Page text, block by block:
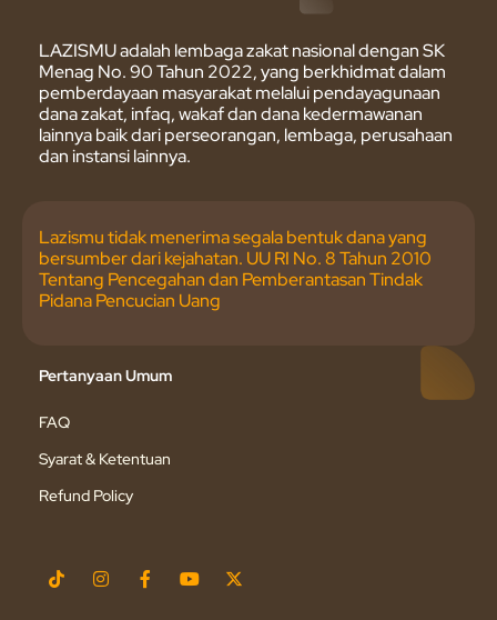
LAZISMU adalah lembaga zakat nasional dengan SK
Menag No. 90 Tahun 2022, yang berkhidmat dalam
pemberdayaan masyarakat melalui pendayagunaan
dana zakat, infaq, wakaf dan dana kedermawanan
lainnya baik dari perseorangan, lembaga, perusahaan
dan instansi lainnya.
Lazismu tidak menerima segala bentuk dana yang
bersumber dari kejahatan. UU RI No. 8 Tahun 2010
Tentang Pencegahan dan Pemberantasan Tindak
Pidana Pencucian Uang
Pertanyaan Umum
FAQ
Syarat & Ketentuan
Refund Policy